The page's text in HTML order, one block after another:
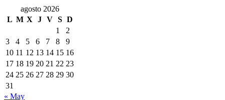
agosto 2026
L M X J V S D
1
2
3
4 5 6 7 8
9
10 11 12 13 14 15 16
17 18 19 20 21 22 23
24 25 26 27 28 29 30
31
« May